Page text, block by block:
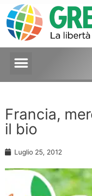
Francia,
il bio
Luglio 25, 2012